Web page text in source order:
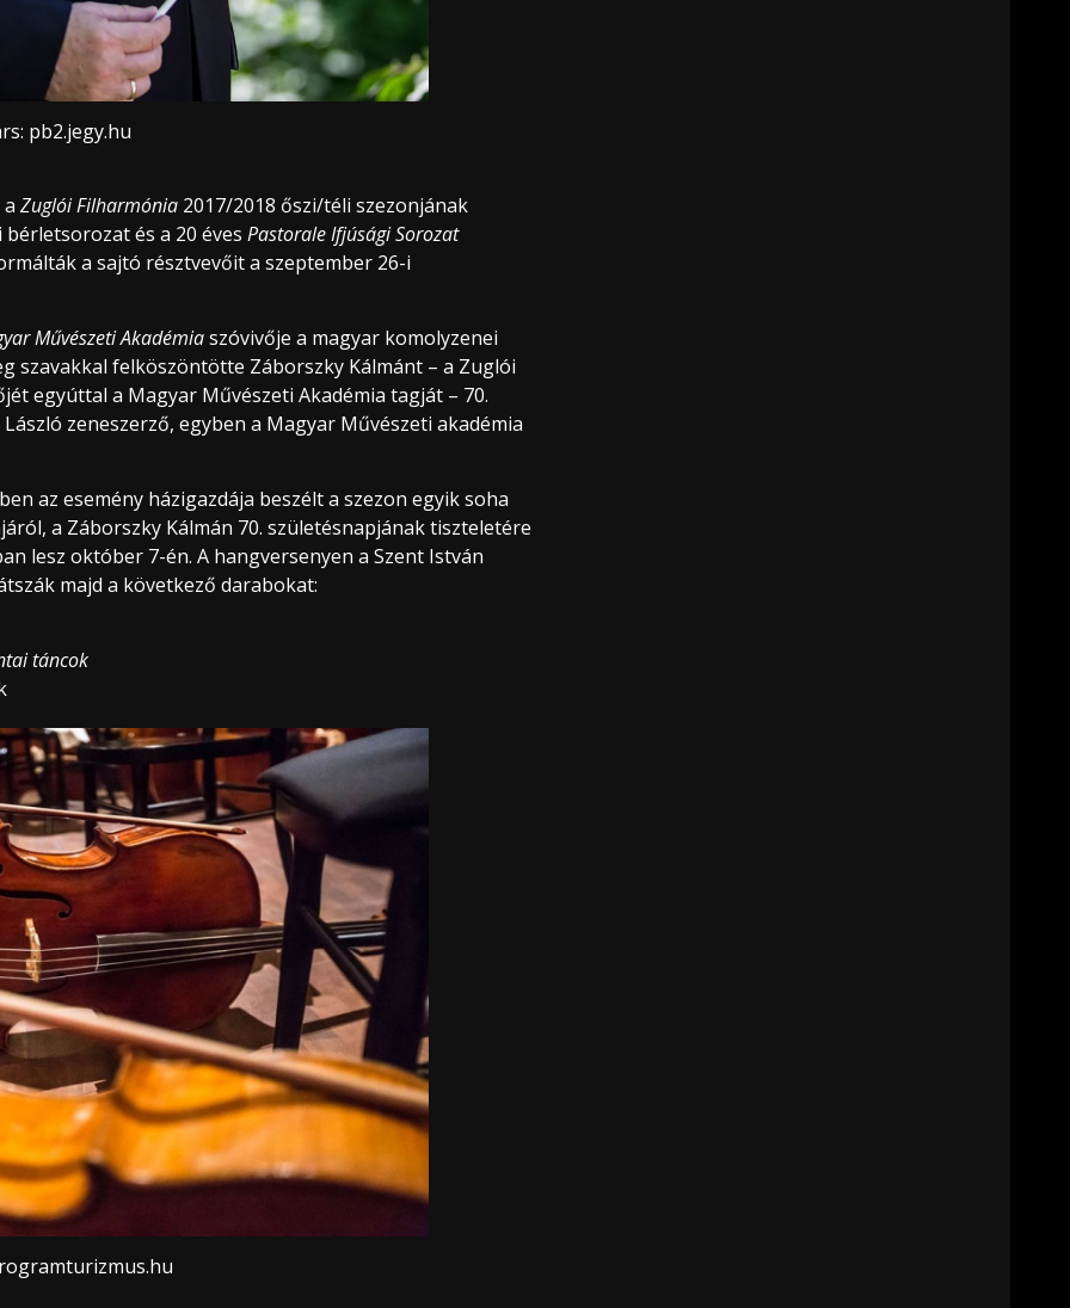
pb2.jegy.hu
Zuglói Filharmónia 2017/2018 őszi/téli szezonjának
és a 20 éves Pastorale Ifjúsági Sorozat
a sajtó résztvevőit a szeptember 26-i
Művészeti Akadémiaszóvivője a magyar komolyzenei
szavakkal felköszöntötte Záborszky Kálmánt – a Zuglói
egyúttal a Magyar Művészeti Akadémia tagját – 70.
zeneszerző, egyben a Magyar Művészeti akadémia
az esemény házigazdája beszélt a szezon egyik soha
a Záborszky Kálmán 70. születésnapjának tiszteletére
lesz október 7-én. A hangversenyen a Szent István
majd a következő darabokat:
táncok